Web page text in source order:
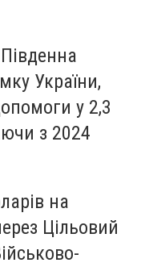
України,
у 2,3
з 2024
на
Цільовий